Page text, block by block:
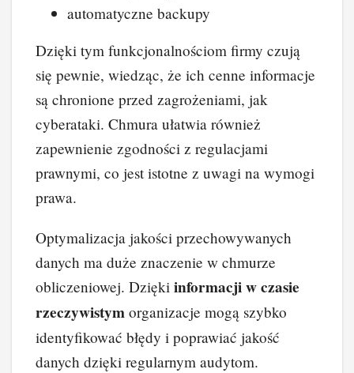
automatyczne backupy
Dzięki tym funkcjonalnościom firmy czują
się pewnie, wiedząc, że ich cenne informacje
są chronione przed zagrożeniami, jak
cyberataki. Chmura ułatwia również
zapewnienie zgodności z regulacjami
prawnymi, co jest istotne z uwagi na wymogi
prawa.
Optymalizacja jakości przechowywanych
danych ma duże znaczenie w chmurze
obliczeniowej. Dzięki informacji w czasie
rzeczywistym organizacje mogą szybko
identyfikować błędy i poprawiać jakość
danych dzięki regularnym audytom.